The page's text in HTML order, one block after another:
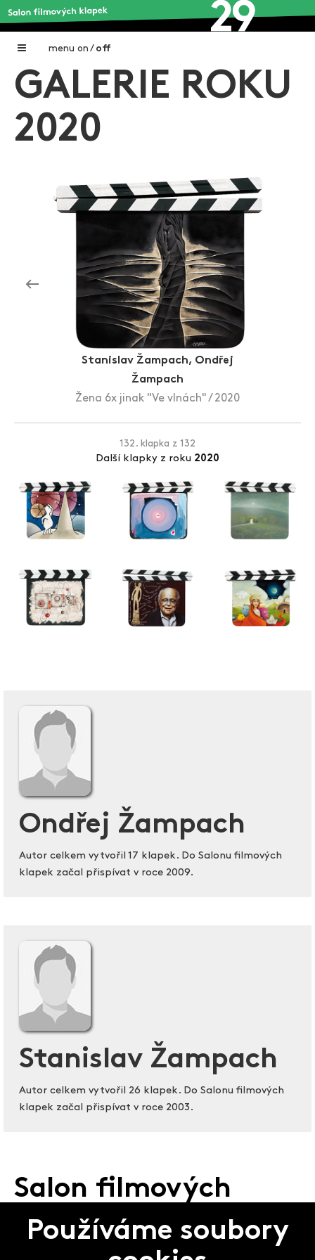
menu on / off
Home
Galerie filmových klapek
O projektu
Aukce filmových klapek
Zlín Film Festival
GALERIE ROKU
2020
Stanislav Žampach, Ondřej
Žampach
Žena 6x jinak "Ve vlnách" / 2020
132. klapka z 132
Další klapky z roku 2020
Ondřej Žampach
Autor celkem vytvořil 17 klapek. Do Salonu filmových
klapek začal přispívat v roce 2009.
Stanislav Žampach
Autor celkem vytvořil 26 klapek. Do Salonu filmových
klapek začal přispívat v roce 2003.
Salon filmových
klapek
Používáme soubory